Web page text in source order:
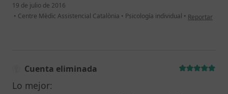
19 de julio de 2016
• Centre Mèdic Assistencial Catalònia • Psicología individual • en opinión
Reportar
Cuenta eliminada
Lo mejor: